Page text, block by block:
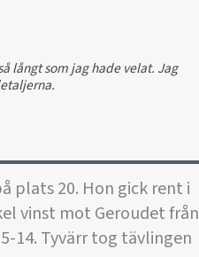
långt som jag hade velat. Jag
plats 20. Hon gick rent i
vinst mot Geroudet från
14. Tyvärr tog tävlingen